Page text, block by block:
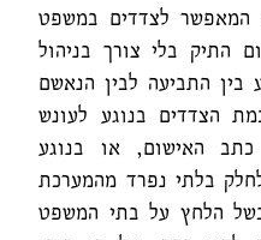
המאפשר לצדדים במשפט
התיק בלי צורך בניהול
התביעה לבין הנאשם
הצדדים בנוגע לעונש
האישום, או בנוגע
בלתי נפרד מהמערכת
הלחץ על בתי המשפט